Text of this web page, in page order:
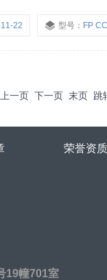
22 型号： FP
一页 下一页 末页 跳
荣誉资质
19幢701室